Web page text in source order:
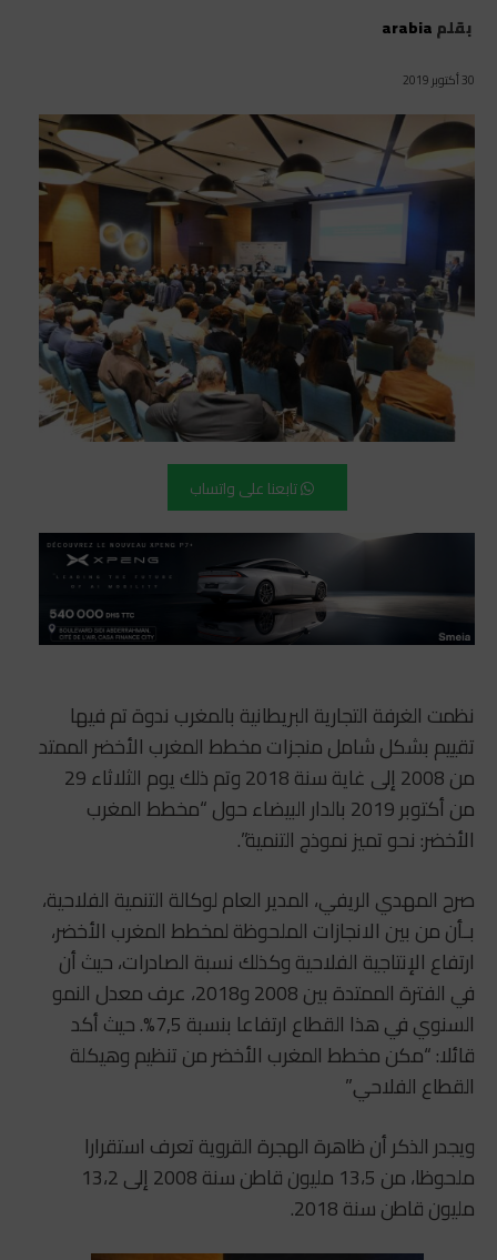
بقلمarabia
30 أكتوبر 2019
تابعنا على واتساب
نظمت الغرفة التجارية البريطانية بالمغرب ندوة تم فيها
تقييم بشكل شامل منجزات مخطط المغرب الأخضر الممتد
من 2008 إلى غاية سنة 2018 وتم ذلك يوم الثلاثاء 29
من أكتوبر 2019 بالدار البيضاء حول “مخطط المغرب
الأخضر: نحو تميز نموذج التنمية”.
صرح المهدي الريفي، المدير العام لوكالة التنمية الفلاحية،
بـأن من بين الانجازات الملحوظة لمخطط المغرب الأخضر،
ارتفاع الإنتاجية الفلاحية وكذلك نسبة الصادرات، حيث أن
في الفترة الممتدة بين 2008 و2018، عرف معدل النمو
السنوي في هذا القطاع ارتفاعا بنسبة 7,5%. حيث أكد
قائلا: “مكن مخطط المغرب الأخضر من تنظيم وهيكلة
القطاع الفلاحي.”
ويجدر الذكر أن ظاهرة الهجرة القروية تعرف استقرارا
ملحوظا، من 13،5 مليون قاطن سنة 2008 إلى 13،2
مليون قاطن سنة 2018.